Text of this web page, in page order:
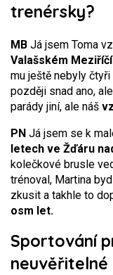
trenérsky?
MB Já jsem Toma
Valašském Meziříčí
mu ještě nebyly
později snad ano,
parády jiní, ale náš
PN Já jsem se k
letech ve Žďáru
kolečkové brusle
trénoval, Martina
zkusit a takhle to
osm let.
Sportování
neuvěřitelné